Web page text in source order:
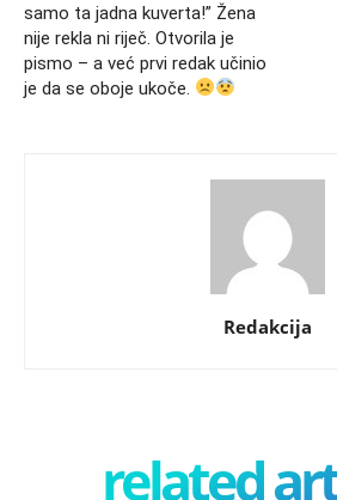
samo ta jadna kuverta!” Žena
nije rekla ni riječ. Otvorila je
pismo – a već prvi redak učinio
je da se oboje ukoče.
Redakcija
related